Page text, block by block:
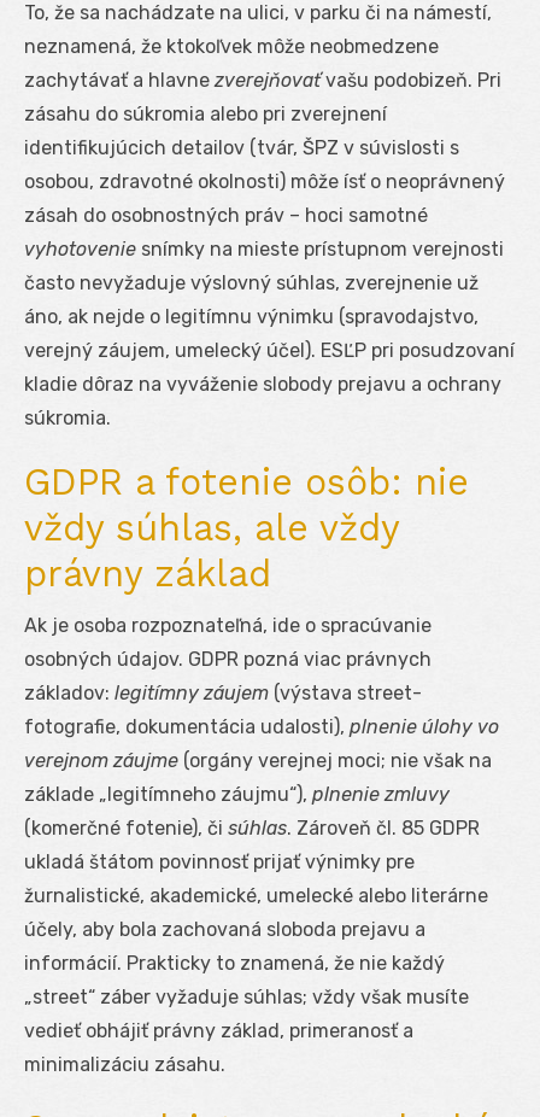
To, že sa nachádzate na ulici, v parku či na námestí,
neznamená, že ktokoľvek môže neobmedzene
zachytávať a hlavnezverejňovaťvašu podobizeň. Pri
zásahu do súkromia alebo pri zverejnení
identifikujúcich detailov (tvár, ŠPZ v súvislosti s
osobou, zdravotné okolnosti) môže ísť o neoprávnený
zásah do osobnostných práv – hoci samotné
vyhotovenie snímky na mieste prístupnom verejnosti
často nevyžaduje výslovný súhlas, zverejnenie už
áno, ak nejde o legitímnu výnimku (spravodajstvo,
verejný záujem, umelecký účel). ESĽP pri posudzovaní
kladie dôraz na vyváženie slobody prejavu a ochrany
súkromia.
GDPR a fotenie osôb: nie
vždy súhlas, ale vždy
právny základ
Ak je osoba rozpoznateľná, ide o spracúvanie
osobných údajov. GDPR pozná viac právnych
základov: legitímny záujem (výstava street-
fotografie, dokumentácia udalosti), plnenie úlohy vo
verejnom záujme (orgány verejnej moci; nie však na
základe „legitímneho záujmu“), plnenie zmluvy
(komerčné fotenie), či súhlas. Zároveň čl. 85 GDPR
ukladá štátom povinnosť prijať výnimky pre
žurnalistické, akademické, umelecké alebo literárne
účely, aby bola zachovaná sloboda prejavu a
informácií. Prakticky to znamená, že nie každý
„street“ záber vyžaduje súhlas; vždy však musíte
vedieť obhájiť právny základ, primeranosť a
minimalizáciu zásahu.